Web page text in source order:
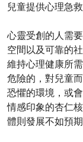
兒童提供心理急
心靈受創的人需
空間以及可靠的
維持心理健康所
危險的，對兒童
恐懼的環境，或
情感印象的杏仁
體則發展不如預期